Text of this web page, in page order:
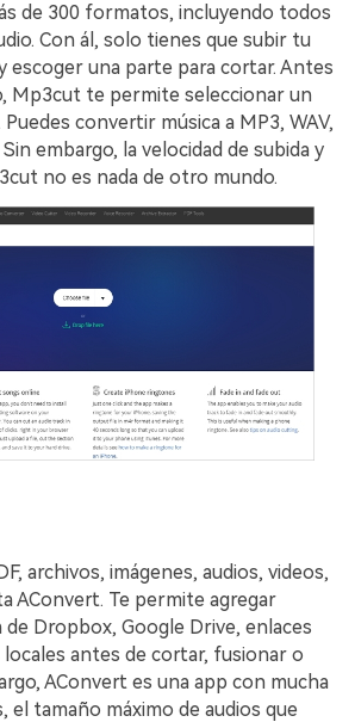
de 300 formatos, incluyendo todos
Con ál, solo tienes que subir tu
escoger una parte para cortar. Antes
Mp3cut te permite seleccionar un
convertir música a MP3, WAV,
embargo, la velocidad de subida y
no es nada de otro mundo.
archivos, imágenes, audios, videos,
AConvert. Te permite agregar
de Dropbox, Google Drive, enlaces
locales antes de cortar, fusionar o
AConvert es una app con mucha
el tamaño máximo de audios que